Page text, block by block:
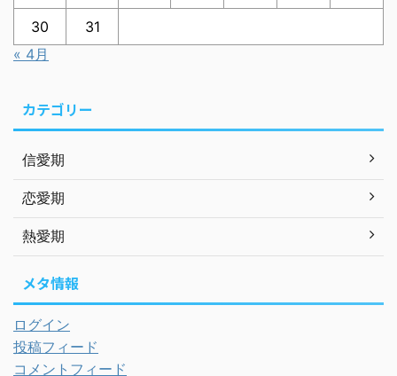
30
31
« 4月
カテゴリー
信愛期
恋愛期
熱愛期
メタ情報
ログイン
投稿フィード
コメントフィード